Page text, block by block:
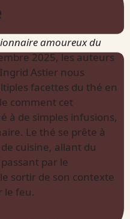
amoureux du
2025, les auteurs
Astier nous
facettes du thé en
comment cet
à de simples infusions,
Le thé se prête à
cuisine, allant du
par le
sortir de son contexte
le feu.